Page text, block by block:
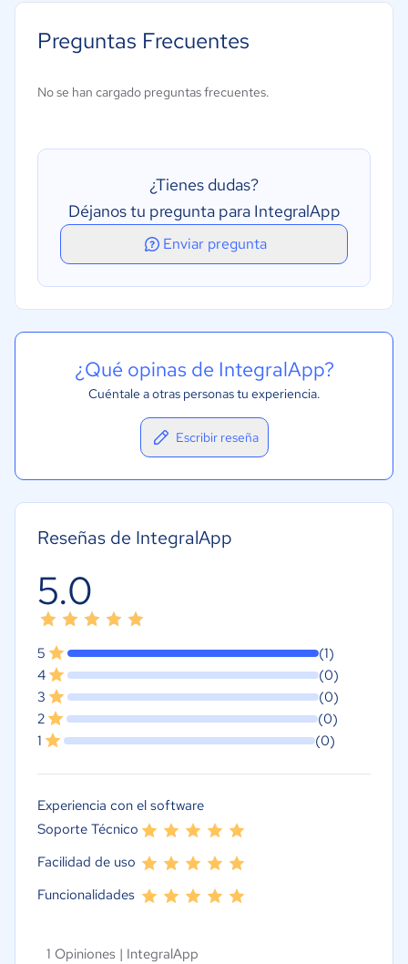
Expansión de abreviaturas
Preguntas Frecuentes
No se han cargado preguntas frecuentes.
¿Tienes dudas?
Déjanos tu pregunta para IntegralApp
Enviar pregunta
¿Qué opinas de IntegralApp?
Cuéntale a otras personas tu experiencia.
Escribir reseña
Reseñas de IntegralApp
5.0
5
(1)
4
(0)
3
(0)
2
(0)
1
(0)
Experiencia con el software
Soporte Técnico
Facilidad de uso
Funcionalidades
1 Opiniones | IntegralApp